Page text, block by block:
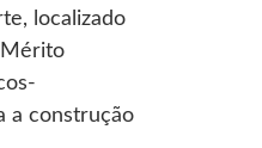
localizado
Mérito
a construção